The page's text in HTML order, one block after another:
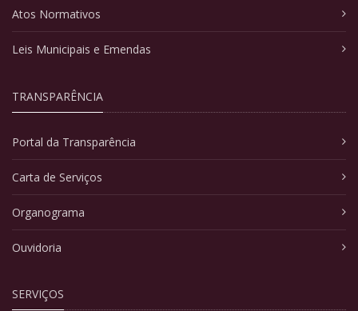
Atos Normativos
Leis Municipais e Emendas
TRANSPARÊNCIA
Portal da Transparência
Carta de Serviços
Organograma
Ouvidoria
SERVIÇOS